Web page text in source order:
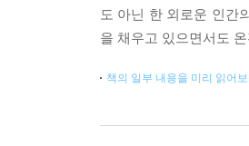
도 아닌 한 외로운 인간
을 채우고 있으면서도
책의 일부 내용을 미리 읽어